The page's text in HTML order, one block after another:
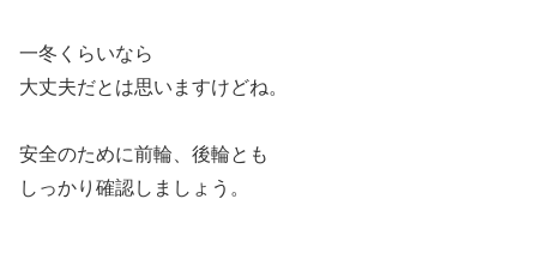
一冬くらいなら
大丈夫だとは思いますけどね。
安全のために前輪、後輪とも
しっかり確認しましょう。